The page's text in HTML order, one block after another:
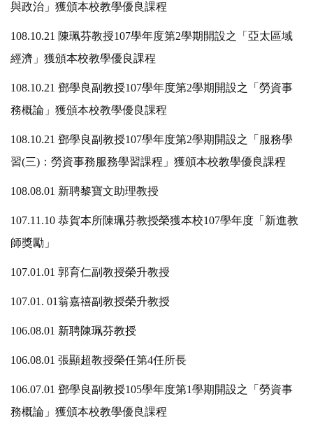
與政治」獲頒本校教學優良課程
108.10.21 陳珮芬教授107學年度第2學期開設之「亞太區域
經濟」獲頒本校教學優良課程
108.10.21 鄧學良副教授107學年度第2學期開設之「勞資事
務概論」獲頒本校教學優良課程
108.10.21 鄧學良副教授107學年度第2學期開設之「服務學
習(三)：勞資事務服務學習課程」獲頒本校教學優良課程
108.08.01 新聘黎寶文助理教授
107.11.10 恭賀本所陳珮芬教授榮獲本校107學年度「新進教
師獎勵」
107.01.01 郭育仁副教授榮升教授
107.01. 01翁嘉禧副教授榮升教授
106.08.01 新聘陳珮芬教授
106.08.01 張顯超教授榮任第4任所長
106.07.01 鄧學良副教授105學年度第1學期開設之「勞資事
務概論」獲頒本校教學優良課程